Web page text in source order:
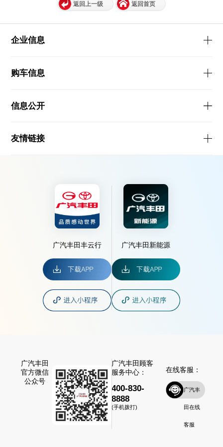
返回上一级 返回首页
企业信息
购车信息
信息公开
友情链接
广汽丰田丰云行 广汽丰田新能源
广汽丰田
官方微信
公众号
广汽丰田顾客
服务中心：
400-830-
8888
(手机拨打)
在线客服：
广汽丰
田在线
客服